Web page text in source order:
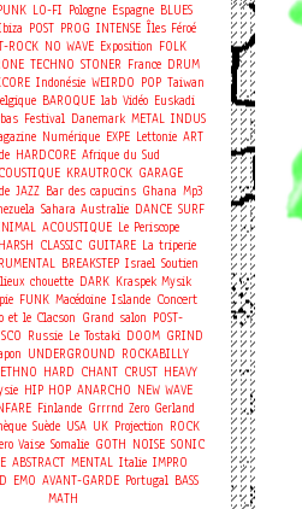
LO-FI Pologne Espagne BLUES
POST PROG INTENSE Îles Féroé
ROCK NO WAVE Exposition FOLK
TECHNO STONER France DRUM
Indonésie WEIRDO POP Taiwan
BAROQUE lab Vidéo Euskadi
Festival Danemark METAL INDUS
Numérique EXPE Lettonie ART
HARDCORE Afrique du Sud
KRAUTROCK GARAGE
JAZZ Bar des capucins Ghana Mp3
Sahara Australie DANCE SURF
ACOUSTIQUE Le Periscope
HARSH CLASSIC GUITARE La triperie
BREAKSTEP Israel Soutien
chouette DARK Kraspek Mysik
FUNK Macédoine Islande Concert
et le Clacson Grand salon POST-
Russie Le Tostaki DOOM GRIND
UNDERGROUND ROCKABILLY
ETHNO HARD CHANT CRUST HEAVY
HIP HOP ANARCHO NEW WAVE
Finlande Grrrnd Zero Gerland
Suède USA UK Projection ROCK
Vaise Somalie GOTH NOISE SONIC
ABSTRACT MENTAL Italie IMPRO
EMO AVANT-GARDE Portugal BASS
MATH